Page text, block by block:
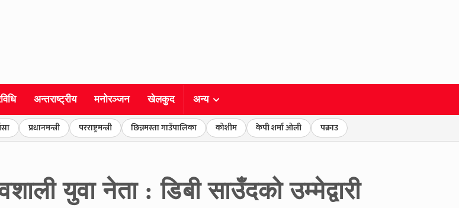
अन्तराष्ट्रीय मनोरञ्जन खेलकुद अन्य
प्रधानमन्त्री परराष्ट्रमन्त्री छिन्नमस्ता गाउँपालिका कोशीम केपी शर्मा ओली पक्राउ
युवा नेता : डिबी साउँदको उम्मेद्वारी